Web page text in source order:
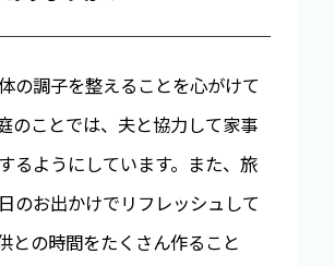
の調子を整えることを心がけて
のことでは、夫と協力して家事
るようにしています。また、旅
のお出かけでリフレッシュして
との時間をたくさん作ること